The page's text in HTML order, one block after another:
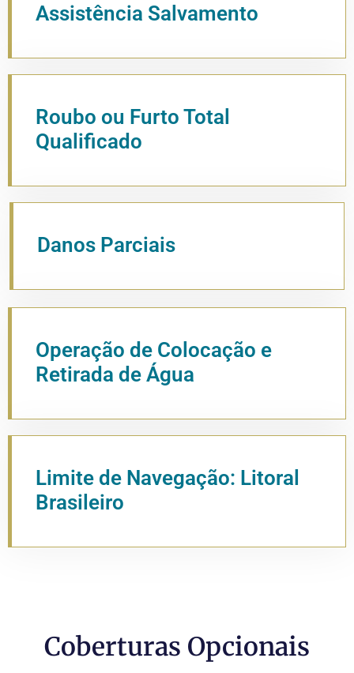
Assistência Salvamento
Roubo ou Furto Total
Qualificado
Danos Parciais
Operação de Colocação e
Retirada de Água
Limite de Navegação: Litoral
Brasileiro
Coberturas Opcionais